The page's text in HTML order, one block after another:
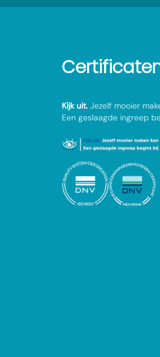
Kijk uit. Jezelf mooier
Een geslaagde ingreep